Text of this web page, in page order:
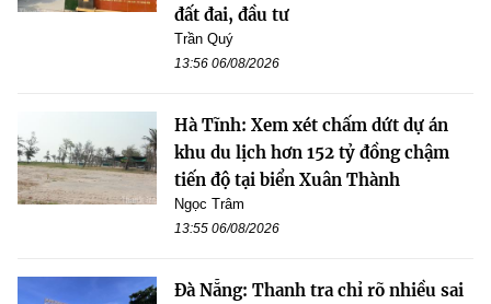
đất đai, đầu tư
Trần Quý
13:56 06/08/2026
Hà Tĩnh: Xem xét chấm dứt dự án
khu du lịch hơn 152 tỷ đồng chậm
tiến độ tại biển Xuân Thành
Ngọc Trâm
13:55 06/08/2026
Đà Nẵng: Thanh tra chỉ rõ nhiều sai